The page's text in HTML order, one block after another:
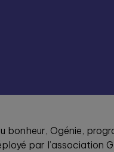
bonheur, Ogénie,
par l’association